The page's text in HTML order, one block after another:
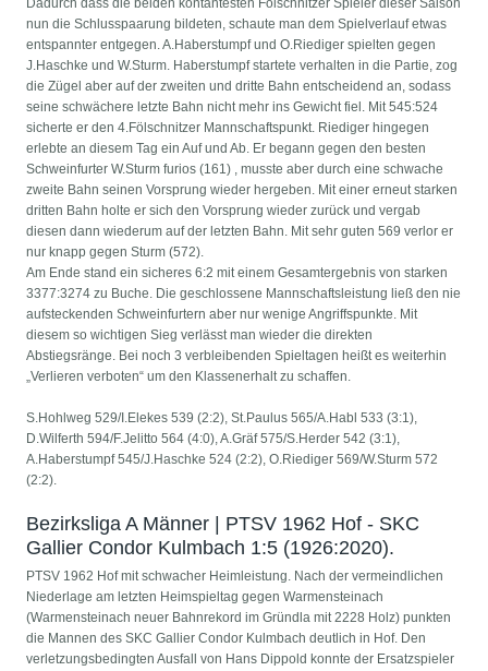
Dadurch dass die beiden kontantesten Fölschnitzer Spieler dieser Saison
nun die Schlusspaarung bildeten, schaute man dem Spielverlauf etwas
entspannter entgegen. A.Haberstumpf und O.Riediger spielten gegen
J.Haschke und W.Sturm. Haberstumpf startete verhalten in die Partie, zog
die Zügel aber auf der zweiten und dritte Bahn entscheidend an, sodass
seine schwächere letzte Bahn nicht mehr ins Gewicht fiel. Mit 545:524
sicherte er den 4.Fölschnitzer Mannschaftspunkt. Riediger hingegen
erlebte an diesem Tag ein Auf und Ab. Er begann gegen den besten
Schweinfurter W.Sturm furios (161) , musste aber durch eine schwache
zweite Bahn seinen Vorsprung wieder hergeben. Mit einer erneut starken
dritten Bahn holte er sich den Vorsprung wieder zurück und vergab
diesen dann wiederum auf der letzten Bahn. Mit sehr guten 569 verlor er
nur knapp gegen Sturm (572).
Am Ende stand ein sicheres 6:2 mit einem Gesamtergebnis von starken
3377:3274 zu Buche. Die geschlossene Mannschaftsleistung ließ den nie
aufsteckenden Schweinfurtern aber nur wenige Angriffspunkte. Mit
diesem so wichtigen Sieg verlässt man wieder die direkten
Abstiegsränge. Bei noch 3 verbleibenden Spieltagen heißt es weiterhin
„Verlieren verboten“ um den Klassenerhalt zu schaffen.
S.Hohlweg 529/I.Elekes 539 (2:2), St.Paulus 565/A.Habl 533 (3:1),
D.Wilferth 594/F.Jelitto 564 (4:0), A.Gräf 575/S.Herder 542 (3:1),
A.Haberstumpf 545/J.Haschke 524 (2:2), O.Riediger 569/W.Sturm 572
(2:2).
Bezirksliga A Männer | PTSV 1962 Hof - SKC
Gallier Condor Kulmbach 1:5 (1926:2020).
PTSV 1962 Hof mit schwacher Heimleistung. Nach der vermeindlichen
Niederlage am letzten Heimspieltag gegen Warmensteinach
(Warmensteinach neuer Bahnrekord im Gründla mit 2228 Holz) punkten
die Mannen des SKC Gallier Condor Kulmbach deutlich in Hof. Den
verletzungsbedingten Ausfall von Hans Dippold konnte der Ersatzspieler